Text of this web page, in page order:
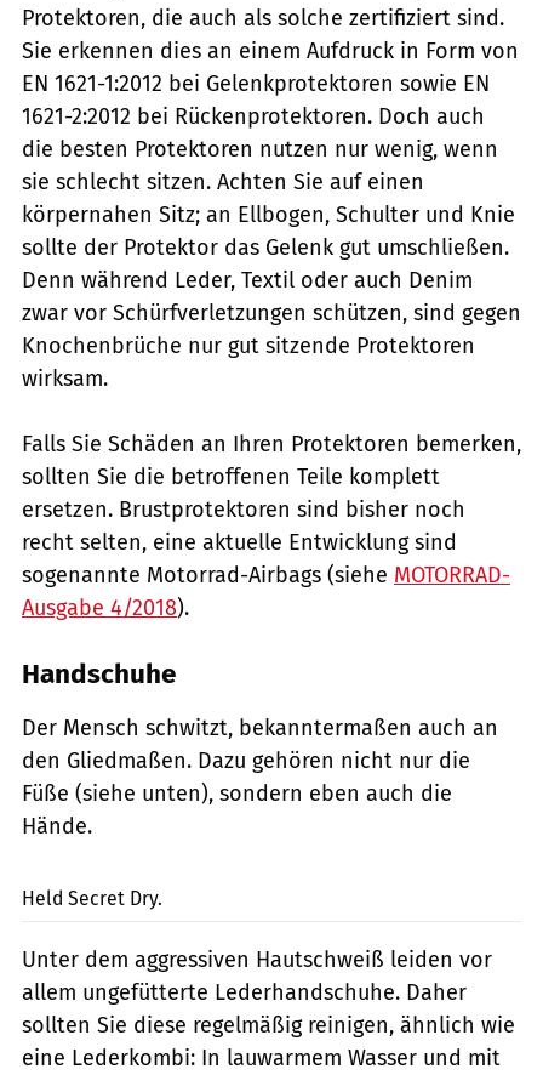
Protektoren, die auch als solche zertifiziert sind.
Sie erkennen dies an einem Aufdruck in Form von
EN 1621-1:2012 bei Gelenkprotektoren sowie EN
1621-2:2012 bei Rückenprotektoren. Doch auch
die besten Protektoren nutzen nur wenig, wenn
sie schlecht sitzen. Achten Sie auf einen
körpernahen Sitz; an Ellbogen, Schulter und Knie
sollte der Protektor das Gelenk gut umschließen.
Denn während Leder, Textil oder auch Denim
zwar vor Schürfverletzungen schützen, sind gegen
Knochenbrüche nur gut sitzende Protektoren
wirksam.
Falls Sie Schäden an Ihren Protektoren bemerken,
sollten Sie die betroffenen Teile komplett
ersetzen. Brustprotektoren sind bisher noch
recht selten, eine aktuelle Entwicklung sind
sogenannte Motorrad-Airbags (siehe MOTORRAD-
Ausgabe 4/2018).
Handschuhe
Der Mensch schwitzt, bekanntermaßen auch an
den Gliedmaßen. Dazu gehören nicht nur die
Füße (siehe unten), sondern eben auch die
Hände.
Held Secret Dry.
Unter dem aggressiven Hautschweiß leiden vor
allem ungefütterte Lederhandschuhe. Daher
sollten Sie diese regelmäßig reinigen, ähnlich wie
eine Lederkombi: In lauwarmem Wasser und mit